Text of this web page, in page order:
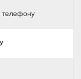
телефону